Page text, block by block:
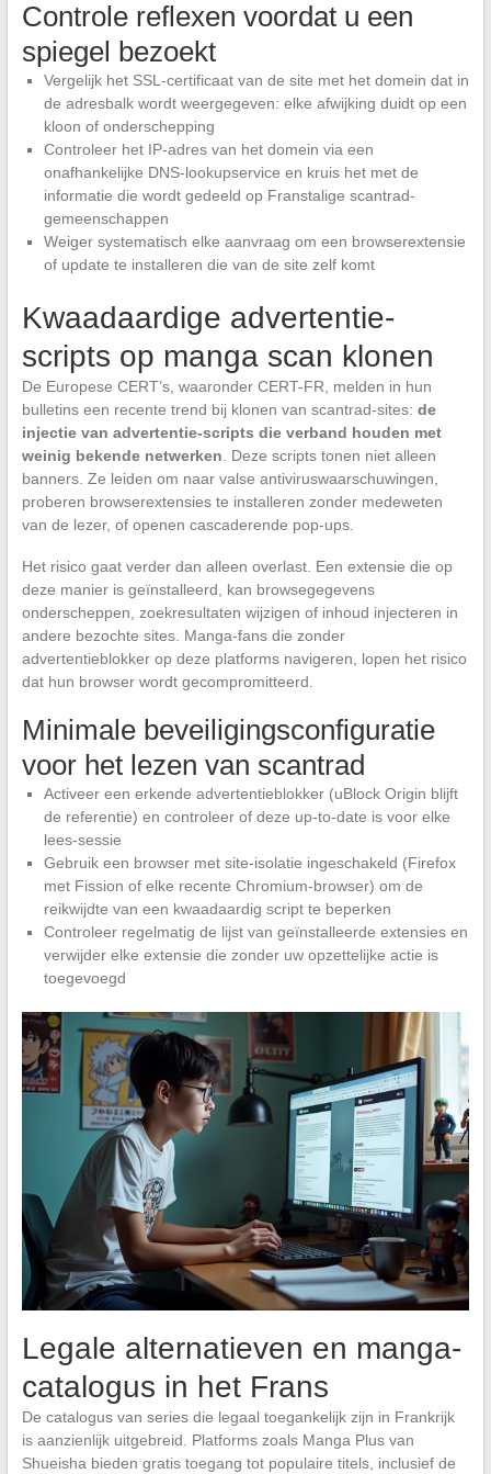
Controle reflexen voordat u een
spiegel bezoekt
Vergelijk het SSL-certificaat van de site met het domein dat in
de adresbalk wordt weergegeven: elke afwijking duidt op een
kloon of onderschepping
Controleer het IP-adres van het domein via een
onafhankelijke DNS-lookupservice en kruis het met de
informatie die wordt gedeeld op Franstalige scantrad-
gemeenschappen
Weiger systematisch elke aanvraag om een browserextensie
of update te installeren die van de site zelf komt
Kwaadaardige advertentie-
scripts op manga scan klonen
De Europese CERT’s, waaronder CERT-FR, melden in hun
bulletins een recente trend bij klonen van scantrad-sites: de
injectie van advertentie-scripts die verband houden met
weinig bekende netwerken . Deze scripts tonen niet alleen
banners. Ze leiden om naar valse antiviruswaarschuwingen,
proberen browserextensies te installeren zonder medeweten
van de lezer, of openen cascaderende pop-ups.
Het risico gaat verder dan alleen overlast. Een extensie die op
deze manier is geïnstalleerd, kan browsegegevens
onderscheppen, zoekresultaten wijzigen of inhoud injecteren in
andere bezochte sites. Manga-fans die zonder
advertentieblokker op deze platforms navigeren, lopen het risico
dat hun browser wordt gecompromitteerd.
Minimale beveiligingsconfiguratie
voor het lezen van scantrad
Activeer een erkende advertentieblokker (uBlock Origin blijft
de referentie) en controleer of deze up-to-date is voor elke
lees-sessie
Gebruik een browser met site-isolatie ingeschakeld (Firefox
met Fission of elke recente Chromium-browser) om de
reikwijdte van een kwaadaardig script te beperken
Controleer regelmatig de lijst van geïnstalleerde extensies en
verwijder elke extensie die zonder uw opzettelijke actie is
toegevoegd
Legale alternatieven en manga-
catalogus in het Frans
De catalogus van series die legaal toegankelijk zijn in Frankrijk
is aanzienlijk uitgebreid. Platforms zoals Manga Plus van
Shueisha bieden gratis toegang tot populaire titels, inclusief de